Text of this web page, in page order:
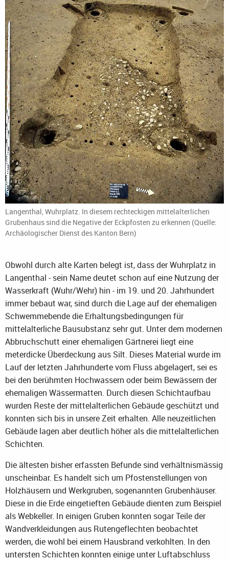
Langenthal, Wuhrplatz. In diesem rechteckigen mittelalterlichen
Grubenhaus sind die Negative der Eckpfosten zu erkennen (Quelle:
Archäologischer Dienst des Kanton Bern)
Obwohl durch alte Karten belegt ist, dass der Wuhrplatz in
Langenthal - sein Name deutet schon auf eine Nutzung der
Wasserkraft (Wuhr/Wehr) hin - im 19. und 20. Jahrhundert
immer bebaut war, sind durch die Lage auf der ehemaligen
Schwemmebende die Erhaltungsbedingungen für
mittelalterliche Bausubstanz sehr gut. Unter dem modernen
Abbruchschutt einer ehemaligen Gärtnerei liegt eine
meterdicke Überdeckung aus Silt. Dieses Material wurde im
Lauf der letzten Jahrhunderte vom Fluss abgelagert, sei es
bei den berühmten Hochwassern oder beim Bewässern der
ehemaligen Wässermatten. Durch diesen Schichtaufbau
wurden Reste der mittelalterlichen Gebäude geschützt und
konnten sich bis in unsere Zeit erhalten. Alle neuzeitlichen
Gebäude lagen aber deutlich höher als die mittelalterlichen
Schichten.
Die ältesten bisher erfassten Befunde sind verhältnismässig
unscheinbar. Es handelt sich um Pfostenstellungen von
Holzhäusern und Werkgruben, sogenannten Grubenhäuser.
Diese in die Erde eingetieften Gebäude dienten zum Beispiel
als Webkeller. In einigen Gruben konnten sogar Teile der
Wandverkleidungen aus Rutengeflechten beobachtet
werden, die wohl bei einem Hausbrand verkohlten. In den
untersten Schichten konnten einige unter Luftabschluss